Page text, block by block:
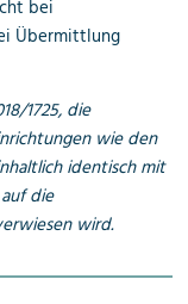
bei
Übermittlung
1725, die
wie den
identisch mit
die
wird.